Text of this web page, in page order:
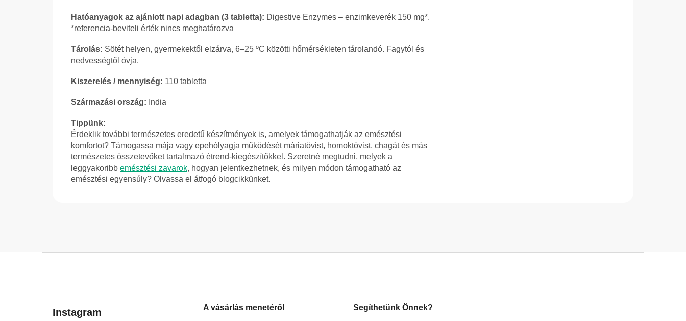
Hatóanyagok az ajánlott napi adagban (3 tabletta): Digestive Enzymes – enzimkeverék 150 mg*.
*referencia-beviteli érték nincs meghatározva
Tárolás: Sötét helyen, gyermekektől elzárva, 6–25 ºC közötti hőmérsékleten tárolandó. Fagytól és
nedvességtől óvja.
Kiszerelés / mennyiség: 110 tabletta
Származási ország: India
Tippünk:
Érdeklik további természetes eredetű készítmények is, amelyek támogathatják az emésztési
komfortot? Támogassa mája vagy epehólyagja működését máriatövist, homoktövist, chagát és más
természetes összetevőket tartalmazó étrend-kiegészítőkkel. Szeretné megtudni, melyek a
leggyakoribb emésztési zavarok, hogyan jelentkezhetnek, és milyen módon támogatható az
emésztési egyensúly? Olvassa el átfogó blogcikkünket.
Instagram A vásárlás menetéről Segíthetünk Önnek?